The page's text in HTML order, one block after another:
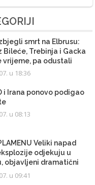
smrt na Elbrusu:
Bileće, Trebinja i Gacka
vrijeme, pa odustali
u 18:36
i Irana ponovo podigao
u 08:13
Veliki napad
odjekuju u
objavljeni dramatični
u 09:41